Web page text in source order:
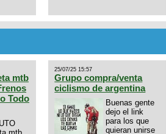
mtb
Todo
25/07/25 15:57
Grupo compra/venta
ciclismo de argentina
Buenas gente
dejo el link
para los que
quieran unirse